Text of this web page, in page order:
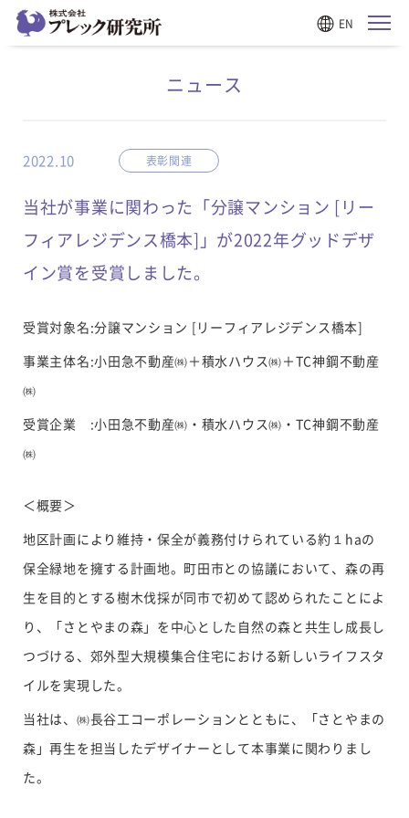
EN
ニュース
2022.10 表彰関連
当社が事業に関わった「分譲マンション [リー
フィアレジデンス橋本]」が2022年グッドデザ
イン賞を受賞しました。
受賞対象名:分譲マンション [リーフィアレジデンス橋本]
事業主体名:小田急不動産㈱＋積水ハウス㈱＋TC神鋼不動産
㈱
受賞企業 :小田急不動産㈱・積水ハウス㈱・TC神鋼不動産
㈱
＜概要＞
地区計画により維持・保全が義務付けられている約１haの
保全緑地を擁する計画地。町田市との協議において、森の再
生を目的とする樹木伐採が同市で初めて認められたことによ
り、「さとやまの森」を中心とした自然の森と共生し成長し
つづける、郊外型大規模集合住宅における新しいライフスタ
イルを実現した。
当社は、㈱長谷工コーポレーションとともに、「さとやまの
森」再生を担当したデザイナーとして本事業に関わりまし
た。